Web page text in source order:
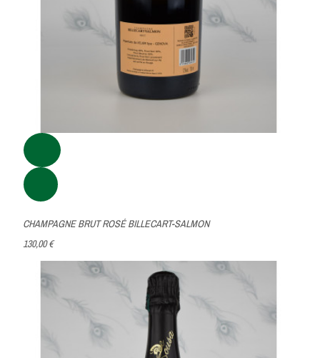
CHAMPAGNE BRUT ROSÉ BILLECART-SALMON
130,00 €